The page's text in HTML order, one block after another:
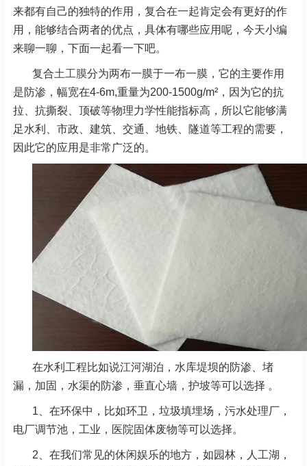
来都有自己的独特的作用，复合在一起肯定会有更好的作
用，能够结合两者的优点，具体有哪些应用呢，今天小编
来聊一聊，下面一起看一下吧。
复合土工膜分为两布一膜于一布一膜，它的主要作用
是防渗，幅宽在4-6m,重量为200-1500g/m²，因为它的抗
拉、抗撕裂、顶破等物理力学性能指标高，所以它能够满
足水利、市政、建筑、交通、地铁、隧道等工程的需要，
因此它的应用是非常广泛的。
在水利工程比如说江河湖泊，水库堤坝的防渗、堵
漏，加固，水渠的防渗，垂直心墙，护坡等可以选择 。
1、在环保中，比如环卫，垃圾填埋场，污水处理厂，
电厂调节池，工业，医院固体废物等可以选择。
2、在我们常见的休闲娱乐的地方，如园林，人工湖，